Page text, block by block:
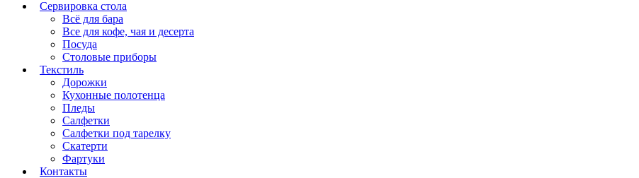
Сервировка стола
Всё для бара
Все для кофе, чая и десерта
Посуда
Столовые приборы
Текстиль
Дорожки
Кухонные полотенца
Пледы
Салфетки
Салфетки под тарелку
Скатерти
Фартуки
Контакты